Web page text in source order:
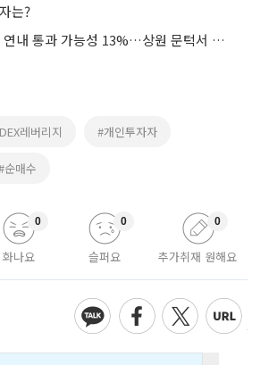
는?
美 클래리티 법안 연내 통과 가능성 13%…상원 문턱서 제동
레버리지 #개인투자자
순매수
화나요
0
슬퍼요
0
추가취재 원해요
0